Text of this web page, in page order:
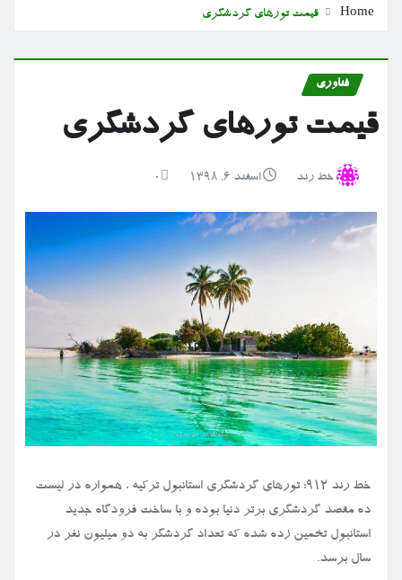
Home قیمت تورهای گردشگری
فناوری
قیمت تورهای گردشگری
خط رند اسفند ۶, ۱۳۹۸ 0
خط رند ۹۱۲: تورهای گردشگری استانبول ترکیه ، همواره در لیست
ده مقصد گردشگری برتر دنیا بوده و با ساخت فرودگاه جدید
استانبول تخمین زده شده که تعداد گردشگر به دو میلیون نفر در
سال برسد.